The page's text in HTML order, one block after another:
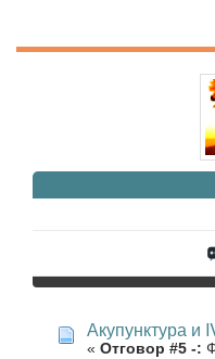
Акупунктура и
« Отговор #5 -: